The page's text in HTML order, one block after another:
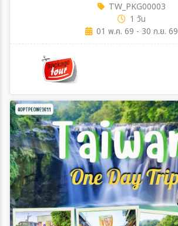
TW_PKG00003
1 วัน
01 พ.ค. 69 - 30 ก.ย. 69